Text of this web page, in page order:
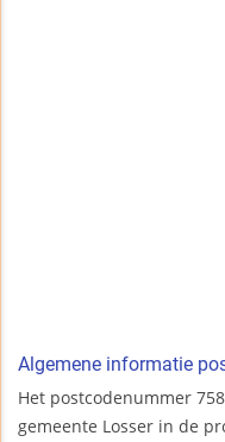
Algemene informatie
Het postcodenummer
gemeente Losser in de